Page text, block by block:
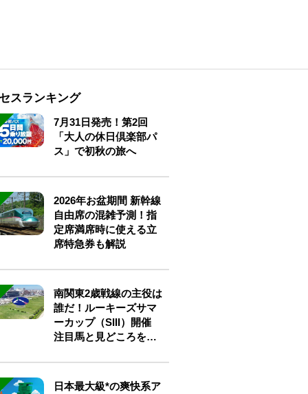
スランキング
7月31日発売！第2回
「大人の休日倶楽部パ
ス」で初秋の旅へ
2026年お盆期間 新幹線
自由席の混雑予測！指
定席満席時に使える立
席特急券も解説
南関東2歳戦線の主役は
誰だ！ルーキーズサマ
ーカップ（SIII）開催
注目馬と見どころをチ
日本最大級*の爽快系ア